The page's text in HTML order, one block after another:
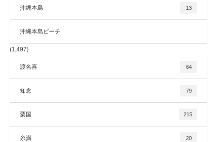
沖縄本島 13
沖縄本島ビーチ
(1,497)
渡名喜 64
知念 79
粟国 215
糸満 20